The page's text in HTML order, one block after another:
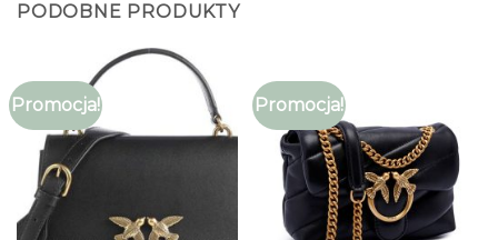
PODOBNE PRODUKTY
Promocja! Promocja!